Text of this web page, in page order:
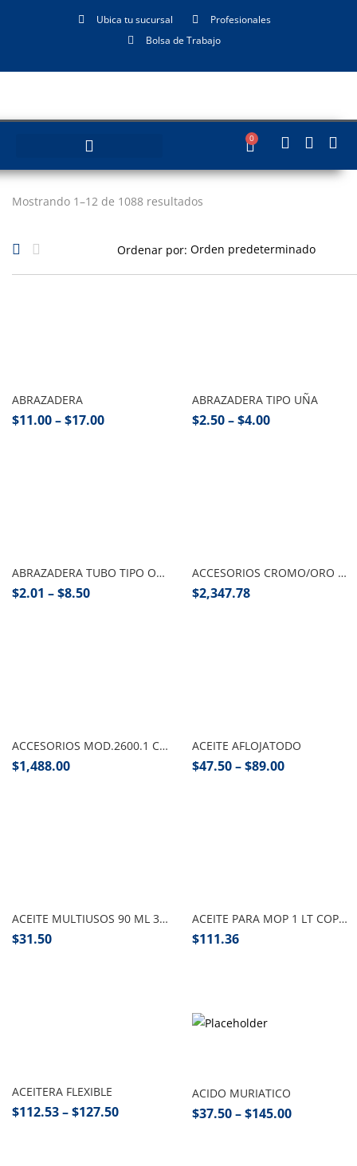
Ubica tu sucursal
Profesionales
Bolsa de Trabajo
0
Mostrando 1–12 de 1088 resultados
Ordenar por:
ABRAZADERA
$11.00–$17.00
ABRAZADERA TIPO UÑA
$2.50–$4.00
ABRAZADERA TUBO TIPO OMEGA
$2.01 –$8.50
ACCESORIOS CROMO/ORO (6 PZA) 2200.1 DICA
$2,347.78
ACCESORIOS MOD.2600.1 CROMO-ORO DICA
$1,488.00
ACEITE AFLOJATODO
$47.50–$89.00
ACEITE MULTIUSOS 90 ML 3 EN 1, TRUPER
$31.50
ACEITE PARA MOP 1 LT COPAR
$111.36
ACEITERA FLEXIBLE
$112.53–$127.50
ACIDO MURIATICO
$37.50–$145.00